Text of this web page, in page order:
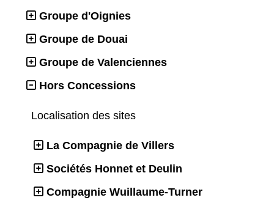
Groupe d'Oignies
Groupe de Douai
Groupe de Valenciennes
Hors Concessions
Localisation des sites
La Compagnie de Villers
Sociétés Honnet et Deulin
Compagnie Wuillaume-Turner